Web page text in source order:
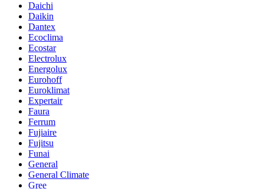
Daichi
Daikin
Dantex
Ecoclima
Ecostar
Electrolux
Energolux
Eurohoff
Euroklimat
Expertair
Faura
Ferrum
Fujiaire
Fujitsu
Funai
General
General Climate
Gree